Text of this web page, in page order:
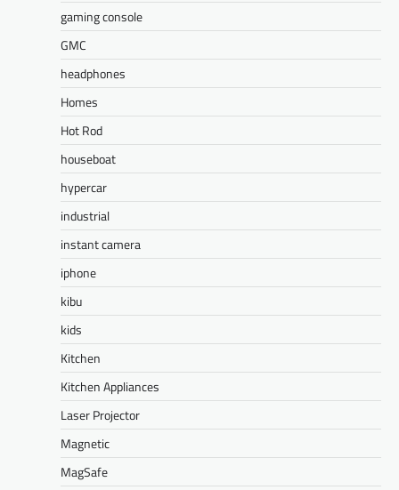
gaming console
GMC
headphones
Homes
Hot Rod
houseboat
hypercar
industrial
instant camera
iphone
kibu
kids
Kitchen
Kitchen Appliances
Laser Projector
Magnetic
MagSafe